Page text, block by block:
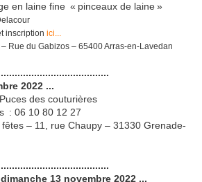
en laine fine « pinceaux de laine »
inscription ici...
Rue du Gabizos – 65400 Arras-en-Lavedan
2022 ...
des couturières
: 06 10 80 12 27
– 11, rue Chaupy – 31330 Grenade-
13 novembre 2022 ...